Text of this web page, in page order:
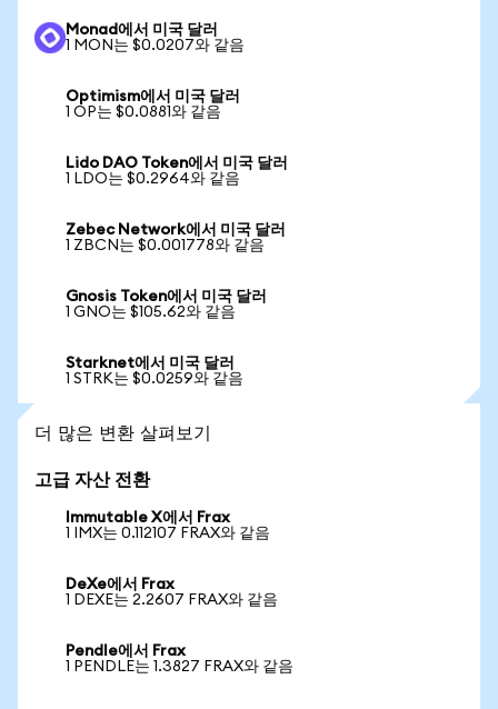
Monad에서 미국 달러
1 MON는 $0.0207와 같음
Optimism에서 미국 달러
1 OP는 $0.0881와 같음
Lido DAO Token에서 미국 달러
1 LDO는 $0.2964와 같음
Zebec Network에서 미국 달러
1 ZBCN는 $0.001778와 같음
Gnosis Token에서 미국 달러
1 GNO는 $105.62와 같음
Starknet에서 미국 달러
1 STRK는 $0.0259와 같음
더 많은 변환 살펴보기
고급 자산 전환
Immutable X에서 Frax
1 IMX는 0.112107 FRAX와 같음
DeXe에서 Frax
1 DEXE는 2.2607 FRAX와 같음
Pendle에서 Frax
1 PENDLE는 1.3827 FRAX와 같음